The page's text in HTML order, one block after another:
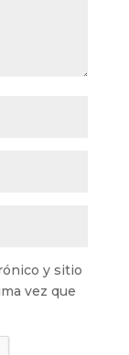
y sitio
vez que